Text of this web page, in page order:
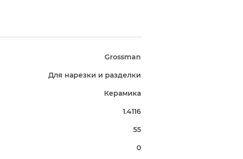
Grossman
Для нарезки и разделки
Керамика
1.4116
55
0